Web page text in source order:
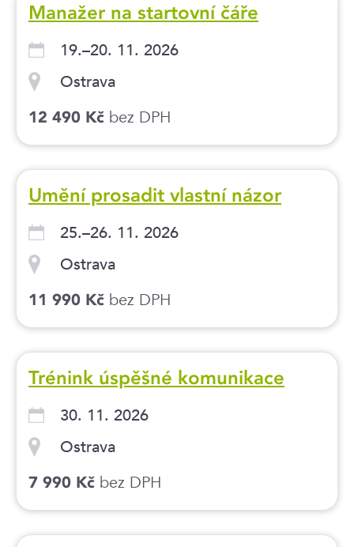
Manažer na startovní čáře
19.–20. 11. 2026
Ostrava
12 490 Kč bez DPH
Umění prosadit vlastní názor
25.–26. 11. 2026
Ostrava
11 990 Kč bez DPH
Trénink úspěšné komunikace
30. 11. 2026
Ostrava
7 990 Kč bez DPH